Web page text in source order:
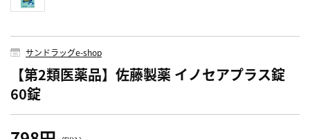
サンドラッグe-shop
【第2類医薬品】佐藤製薬 イノセアプラス錠
60錠